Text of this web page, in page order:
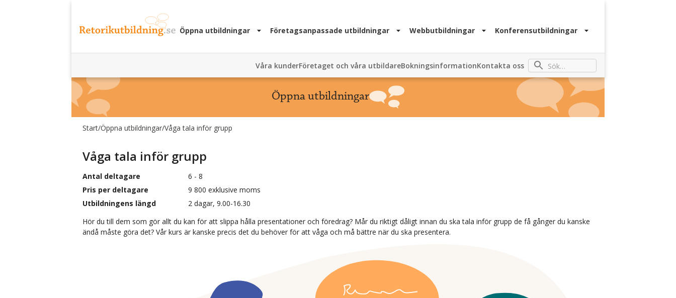
Öppna utbildningar Företagsanpassade utbildningar Webbutbildningar Konferensutbildningar
Våra kunderFöretaget och våra utbildareBokningsinformationKontakta oss
Öppna utbildningar
Start/Öppna utbildningar/Våga tala inför grupp
Våga tala inför grupp
Antal deltagare
6 - 8
Pris per deltagare
9 800 exklusive moms
Utbildningens längd
2 dagar, 9.00-16.30
Hör du till dem som gör allt du kan för att slippa hålla presentationer och föredrag? Mår du riktigt dåligt innan du ska tala inför grupp de få gånger du kanske
ändå måste göra det? Vår kurs är kanske precis det du behöver för att våga och må bättre när du ska presentera.